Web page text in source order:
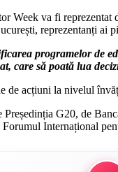
Week va fi reprezentat
reprezentanți ai
programelor de
care să poată lua
de acțiuni la nivelul
Președinția G20, de
Internațional